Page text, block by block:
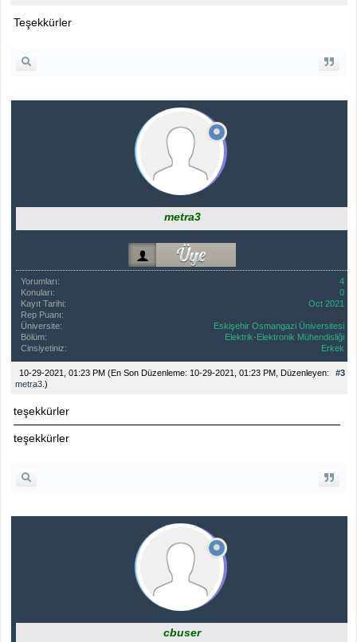
Teşekkürler
metra3
Yorumları:
4
Konuları:
0
Kayıt Tarihi:
Oct 2021
Rep Puanı:
Üniversite:
Eskişehir Osmangazi Üniversitesi
Bölüm:
Elektrik-Elektronik Mühendisliği
Cinsiyetiniz:
Erkek
#3
10-29-2021, 01:23 PM (En Son Düzenleme: 10-29-2021, 01:23 PM, Düzenleyen:
metra3.)
teşekkürler
teşekkürler
cbuser